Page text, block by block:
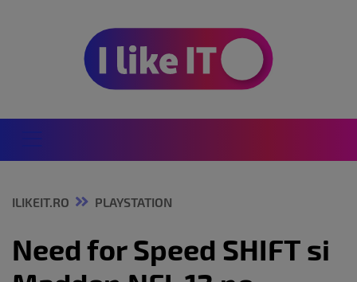
ILIKEIT.RO PLAYSTATION
Need for Speed SHIFT si